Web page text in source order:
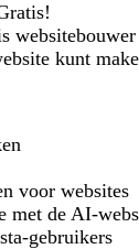
kunt
voor websites
met de AI-
gebruikers